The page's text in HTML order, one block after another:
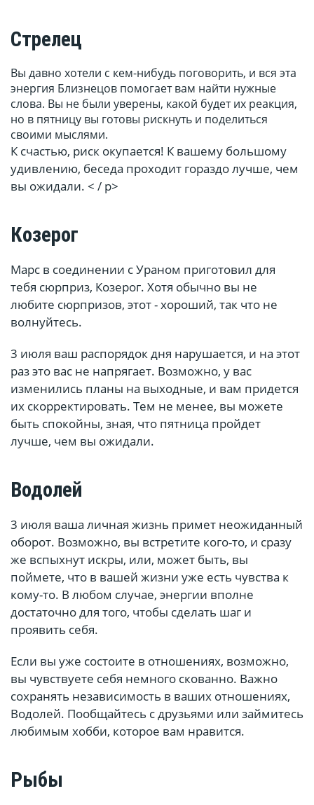
Стрелец
Вы давно хотели с кем-нибудь поговорить, и вся эта
энергия Близнецов помогает вам найти нужные
слова. Вы не были уверены, какой будет их реакция,
но в пятницу вы готовы рискнуть и поделиться
своими мыслями.
К счастью, риск окупается! К вашему большому
удивлению, беседа проходит гораздо лучше, чем
вы ожидали. < / p>
Козерог
Марс в соединении с Ураном приготовил для
тебя сюрприз, Козерог. Хотя обычно вы не
любите сюрпризов, этот - хороший, так что не
волнуйтесь.
3 июля ваш распорядок дня нарушается, и на этот
раз это вас не напрягает. Возможно, у вас
изменились планы на выходные, и вам придется
их скорректировать. Тем не менее, вы можете
быть спокойны, зная, что пятница пройдет
лучше, чем вы ожидали.
Водолей
3 июля ваша личная жизнь примет неожиданный
оборот. Возможно, вы встретите кого-то, и сразу
же вспыхнут искры, или, может быть, вы
поймете, что в вашей жизни уже есть чувства к
кому-то. В любом случае, энергии вполне
достаточно для того, чтобы сделать шаг и
проявить себя.
Если вы уже состоите в отношениях, возможно,
вы чувствуете себя немного скованно. Важно
сохранять независимость в ваших отношениях,
Водолей. Пообщайтесь с друзьями или займитесь
любимым хобби, которое вам нравится.
Рыбы